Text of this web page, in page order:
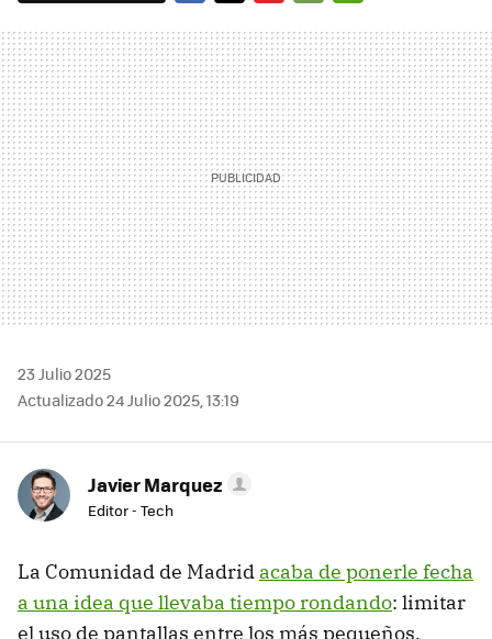
MAIL
23 Julio 2025
Actualizado 24 Julio 2025, 13:19
Javier Marquez
Editor - Tech
La Comunidad de Madrid acaba de ponerle fecha
a una idea que llevaba tiempo rondando: limitar
el uso de pantallas entre los más pequeños.